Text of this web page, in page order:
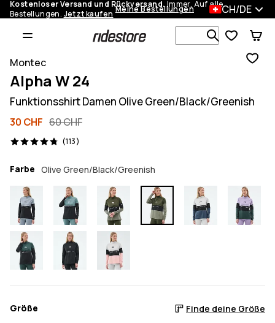
Kostenloser Versand und Rückversand.Immer. Auf alle
Bestellungen. Jetzt kaufen Meine Bestellungen CH/DE
Montec
Alpha W 24
Funktionsshirt Damen Olive Green/Black/Greenish
30 CHF 60 CHF
(113)
113 Reviews, 4.8/5
Farbe Olive Green/Black/Greenish
Größe Finde deine Größe